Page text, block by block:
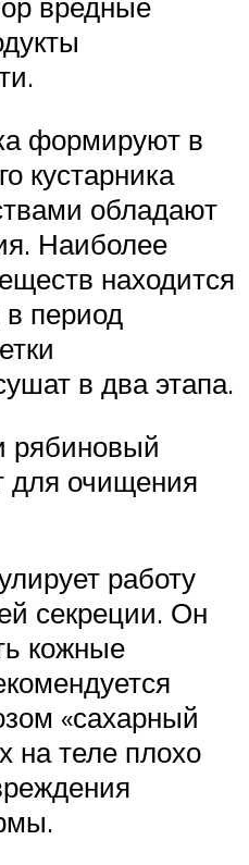
вредные
формируют в
кустарника
обладают
Наиболее
находится
период
в два этапа.
рябиновый
для очищения
работу
секреции. Он
кожные
«сахарный
на теле плохо